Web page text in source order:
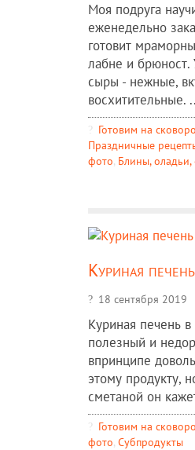
Моя подруга
еженедельно
готовит
лабне и брюност.
сыры - нежные,
восхитительные.
Готовим на
Праздничные
фото, Блины,
Куриная
18 сентября 2019
Куриная печень
полезный и
впринципе
этому продукту,
сметаной он
Готовим на
фото, Субпродукты